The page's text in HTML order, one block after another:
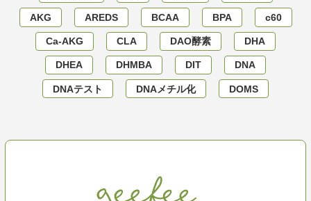
AKG AREDS BCAA BPA c60
Ca-AKG CLA DAO酵素 DHA
DHEA DHMBA DIT DNA
DNAテスト DNAメチル化 DOMS